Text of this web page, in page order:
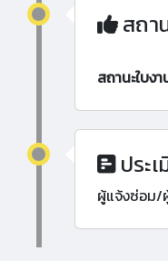
สถา
สถานะใบงา
ประ
ผู้แจ้งซ่อม/